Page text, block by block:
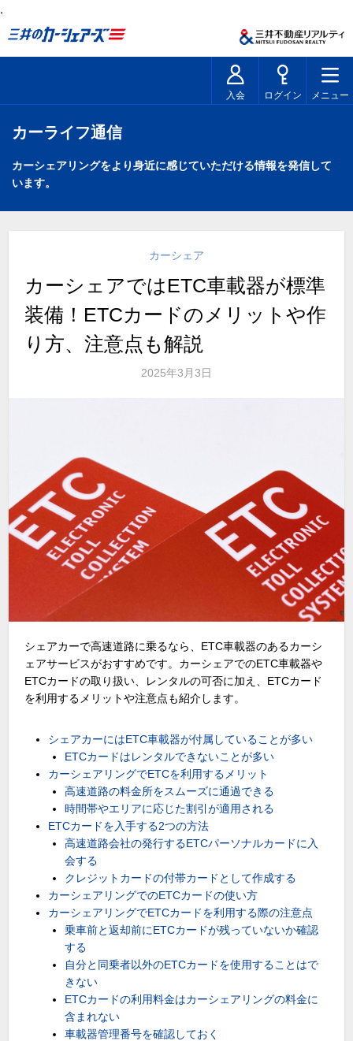
入会 ログイン メニュー
カーライフ通信
カーシェアリングをより身近に感じていただける情報を発信して
います。
カーシェア
カーシェアではETC車載器が標準
装備！ETCカードのメリットや作
り方、注意点も解説
2025年3月3日
シェアカーで高速道路に乗るなら、ETC車載器のあるカーシ
ェアサービスがおすすめです。カーシェアでのETC車載器や
ETCカードの取り扱い、レンタルの可否に加え、ETCカード
を利用するメリットや注意点も紹介します。
シェアカーにはETC車載器が付属していることが多い
ETCカードはレンタルできないことが多い
カーシェアリングでETCを利用するメリット
高速道路の料金所をスムーズに通過できる
時間帯やエリアに応じた割引が適用される
ETCカードを入手する2つの方法
高速道路会社の発行するETCパーソナルカードに入
会する
クレジットカードの付帯カードとして作成する
カーシェアリングでのETCカードの使い方
カーシェアリングでETCカードを利用する際の注意点
乗車前と返却前にETCカードが残っていないか確認
する
自分と同乗者以外のETCカードを使用することはで
きない
ETCカードの利用料金はカーシェアリングの料金に
含まれない
車載器管理番号を確認しておく